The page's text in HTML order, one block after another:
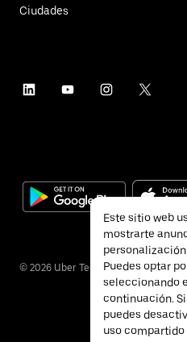
Ciudades
© 2026 Uber Technologies Inc.
Este sitio web
mostrarte
Puedes optar
seleccionando
continuación.
puedes
uso compartido